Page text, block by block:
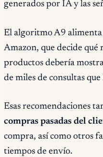
generados por IA y las
El algoritmo A9 alimenta
Amazon, que decide qué
productos debería
de miles de consultas
Esas recomendaciones
compras pasadas del
compra, así como otros
tiempos de envío.